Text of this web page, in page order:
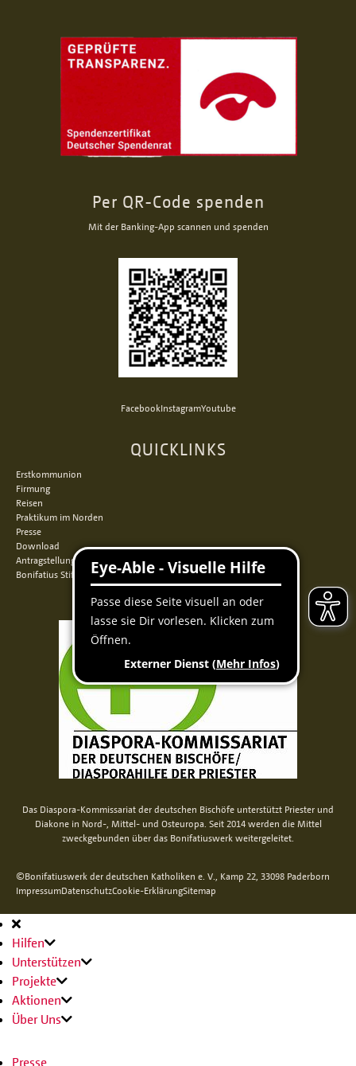
Per QR-Code spenden
Mit der Banking-App scannen und spenden
FacebookInstagramYoutube
QUICKLINKS
Erstkommunion
Firmung
Reisen
Praktikum im Norden
Presse
Download
Antragstellung
Bonifatius Stiftungszentrum
Das Diaspora-Kommissariat der deutschen Bischöfe unterstützt Priester und
Diakone in Nord-, Mittel- und Osteuropa. Seit 2014 werden die Mittel
zweckgebunden über das Bonifatiuswerk weitergeleitet.
©Bonifatiuswerk der deutschen Katholiken e. V., Kamp 22, 33098 Paderborn
ImpressumDatenschutzCookie-ErklärungSitemap
Hauptnavigation
Hilfen
Unterstützen
Projekte
Aktionen
Über Uns
Presse